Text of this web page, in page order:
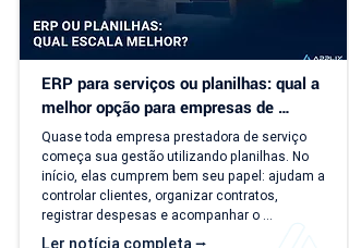
ERP para serviços ou planilhas: qual a
melhor opção para empresas de
serviço?
Ler notícia completa ⭢
Quase toda empresa prestadora de serviço
começa sua gestão utilizando planilhas. No
início, elas cumprem bem seu papel: ajudam a
controlar clientes, organizar contratos,
registrar despesas e acompanhar o
faturamento. O problema é que a empresa